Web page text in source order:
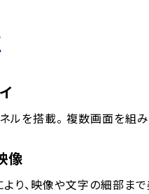
を搭載。 複数画面を組み
像
、映像や文字の細部まで